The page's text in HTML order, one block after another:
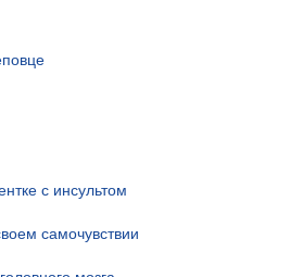
с инсультом
самочувствии